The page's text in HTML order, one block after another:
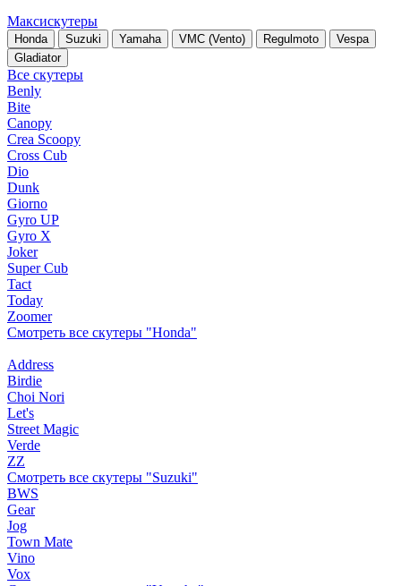
Максискутеры
Honda Suzuki Yamaha VMC (Vento) Regulmoto
Vespa
Gladiator
Все скутеры
Benly
Bite
Canopy
Crea Scoopy
Cross Cub
Dio
Dunk
Giorno
Gyro UP
Gyro X
Joker
Super Cub
Tact
Today
Zoomer
Смотреть все скутеры "Honda"
Address
Birdie
Choi Nori
Let's
Street Magic
Verde
ZZ
Смотреть все скутеры "Suzuki"
BWS
Gear
Jog
Town Mate
Vino
Vox